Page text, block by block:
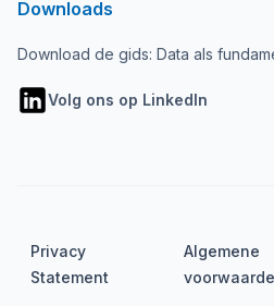
Downloads
Download de gids: Data als
Volg ons op LinkedIn
Privacy
Statement
Algemene